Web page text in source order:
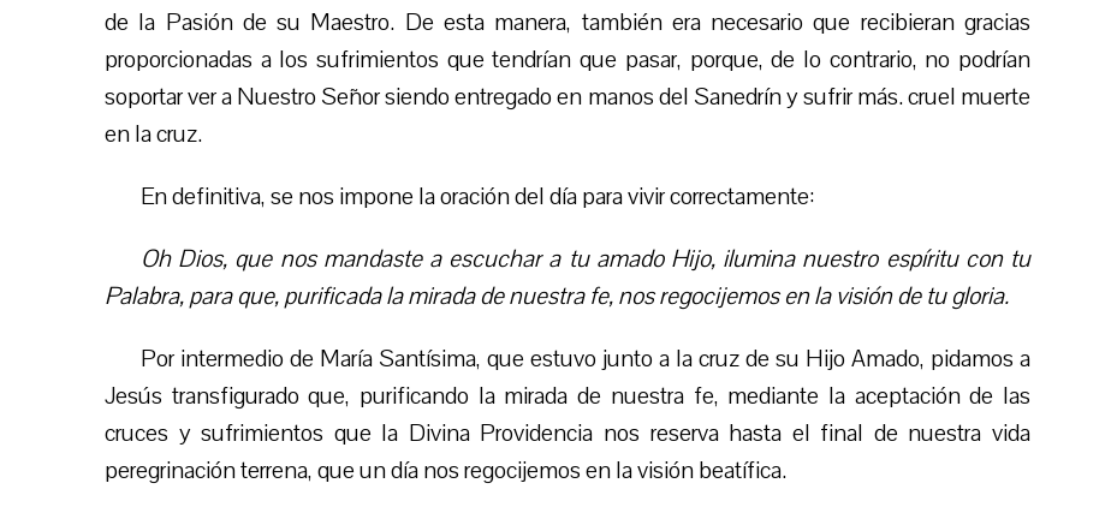
de la Pasión de su Maestro. De esta manera, también era necesario que recibieran gracias
proporcionadas a los sufrimientos que tendrían que pasar, porque, de lo contrario, no podrían
soportar ver a Nuestro Señor siendo entregado en manos del Sanedrín y sufrir más. cruel muerte
en la cruz.
En definitiva, se nos impone la oración del día para vivir correctamente:
Oh Dios, que nos mandaste a escuchar a tu amado Hijo, ilumina nuestro espíritu con tu
Palabra, para que, purificada la mirada de nuestra fe, nos regocijemos en la visión de tu gloria.
Por intermedio de María Santísima, que estuvo junto a la cruz de su Hijo Amado, pidamos a
Jesús transfigurado que, purificando la mirada de nuestra fe, mediante la aceptación de las
cruces y sufrimientos que la Divina Providencia nos reserva hasta el final de nuestra vida
peregrinación terrena, que un día nos regocijemos en la visión beatífica.